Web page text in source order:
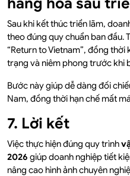
Sau khi kết thúc triển lãm,
theo đúng quy chuẩn ban đầu.
“Return to Vietnam”, đồng
trạng và niêm phong trước khi
Bước này giúp dễ dàng đối
Nam, đồng thời hạn chế mất
7. Lời kết
Việc thực hiện đúng quy trình
2026 giúp doanh nghiệp tiết
nâng cao hình ảnh chuyên